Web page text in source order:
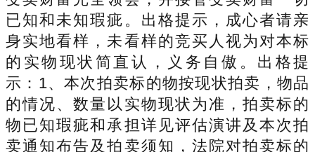
已知和未知瑕疵。出格提示，成心者请亲
身实地看样，未看样的竞买人视为对本标
的实物现状简直认，义务自傲。出格提
示：1、本次拍卖标的物按现状拍卖，物品
的情况、数量以实物现状为准，拍卖标的
物已知瑕疵和承担详见评估演讲及本次拍
卖通知布告及拍卖须知，法院对拍卖标的